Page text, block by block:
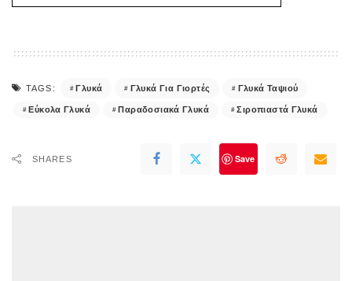
TAGS: Γλυκά Γλυκά Για Γιορτές Γλυκά Ταψιού
Εύκολα Γλυκά Παραδοσιακά Γλυκά Σιροπιαστά Γλυκά
SHARES Save